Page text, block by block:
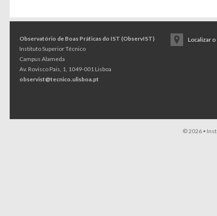
Observatório de Boas Práticas do IST (ObservIST)
Instituto Superior Técnico
Campus Alameda
Av. Rovisco Pais, 1, 1049-001 Lisboa
observist@tecnico.ulisboa.pt
Localizar o
© 2026 •